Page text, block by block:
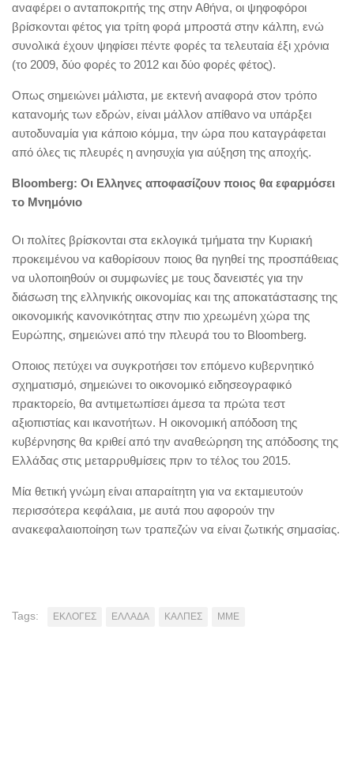
αναφέρει ο ανταποκριτής της στην Αθήνα, οι ψηφοφόροι
βρίσκονται φέτος για τρίτη φορά μπροστά στην κάλπη, ενώ
συνολικά έχουν ψηφίσει πέντε φορές τα τελευταία έξι χρόνια
(το 2009, δύο φορές το 2012 και δύο φορές φέτος).
Οπως σημειώνει μάλιστα, με εκτενή αναφορά στον τρόπο
κατανομής των εδρών, είναι μάλλον απίθανο να υπάρξει
αυτοδυναμία για κάποιο κόμμα, την ώρα που καταγράφεται
από όλες τις πλευρές η ανησυχία για αύξηση της αποχής.
Bloomberg: Οι Ελληνες αποφασίζουν ποιος θα εφαρμόσει
το Μνημόνιο
Οι πολίτες βρίσκονται στα εκλογικά τμήματα την Κυριακή
προκειμένου να καθορίσουν ποιος θα ηγηθεί της προσπάθειας
να υλοποιηθούν οι συμφωνίες με τους δανειστές για την
διάσωση της ελληνικής οικονομίας και της αποκατάστασης της
οικονομικής κανονικότητας στην πιο χρεωμένη χώρα της
Ευρώπης, σημειώνει από την πλευρά του το Bloomberg.
Οποιος πετύχει να συγκροτήσει τον επόμενο κυβερνητικό
σχηματισμό, σημειώνει το οικονομικό ειδησεογραφικό
πρακτορείο, θα αντιμετωπίσει άμεσα τα πρώτα τεστ
αξιοπιστίας και ικανοτήτων. Η οικονομική απόδοση της
κυβέρνησης θα κριθεί από την αναθεώρηση της απόδοσης της
Ελλάδας στις μεταρρυθμίσεις πριν το τέλος του 2015.
Μία θετική γνώμη είναι απαραίτητη για να εκταμιευτούν
περισσότερα κεφάλαια, με αυτά που αφορούν την
ανακεφαλαιοποίηση των τραπεζών να είναι ζωτικής σημασίας.
Tags: ΕΚΛΟΓΕΣ ΕΛΛΑΔΑ ΚΑΛΠΕΣ ΜΜΕ